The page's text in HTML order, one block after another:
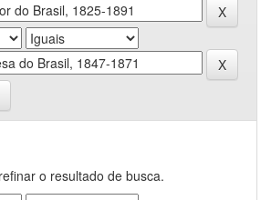
o resultado de busca.